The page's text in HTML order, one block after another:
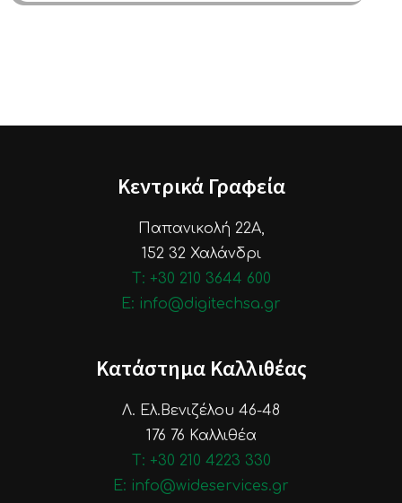
Κεντρικά Γραφεία
Παπανικολή 22Α,
152 32 Χαλάνδρι
Τ: +30 210 3644 600
E: info@digitechsa.gr
Κατάστημα Καλλιθέας
Λ. Ελ.Βενιζέλου 46-48
176 76 Καλλιθέα
Τ: +30 210 4223 330
E: info@wideservices.gr